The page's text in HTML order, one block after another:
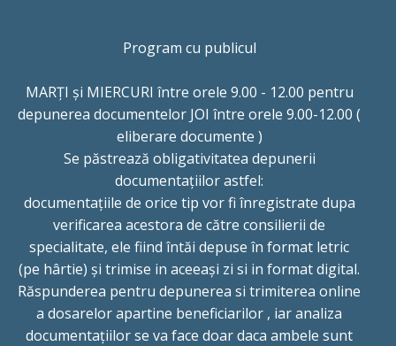
Program cu publicul
MARȚI și MIERCURI între orele 9.00 - 12.00 pentru
depunerea documentelor JOI între orele 9.00-12.00 (
eliberare documente )
Se păstrează obligativitatea depunerii
documentațiilor astfel:
documentațiile de orice tip vor fi înregistrate dupa
verificarea acestora de către consilierii de
specialitate, ele fiind întăi depuse în format letric
(pe hârtie) și trimise in aceeași zi si in format digital.
Răspunderea pentru depunerea si trimiterea online
a dosarelor apartine beneficiarilor , iar analiza
documentațiilor se va face doar daca ambele sunt